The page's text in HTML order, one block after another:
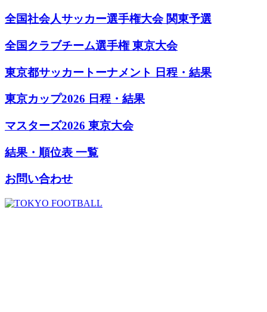
全国社会人サッカー選手権大会 関東予選
全国クラブチーム選手権 東京大会
東京都サッカートーナメント 日程・結果
東京カップ2026 日程・結果
マスターズ2026 東京大会
結果・順位表 一覧
お問い合わせ